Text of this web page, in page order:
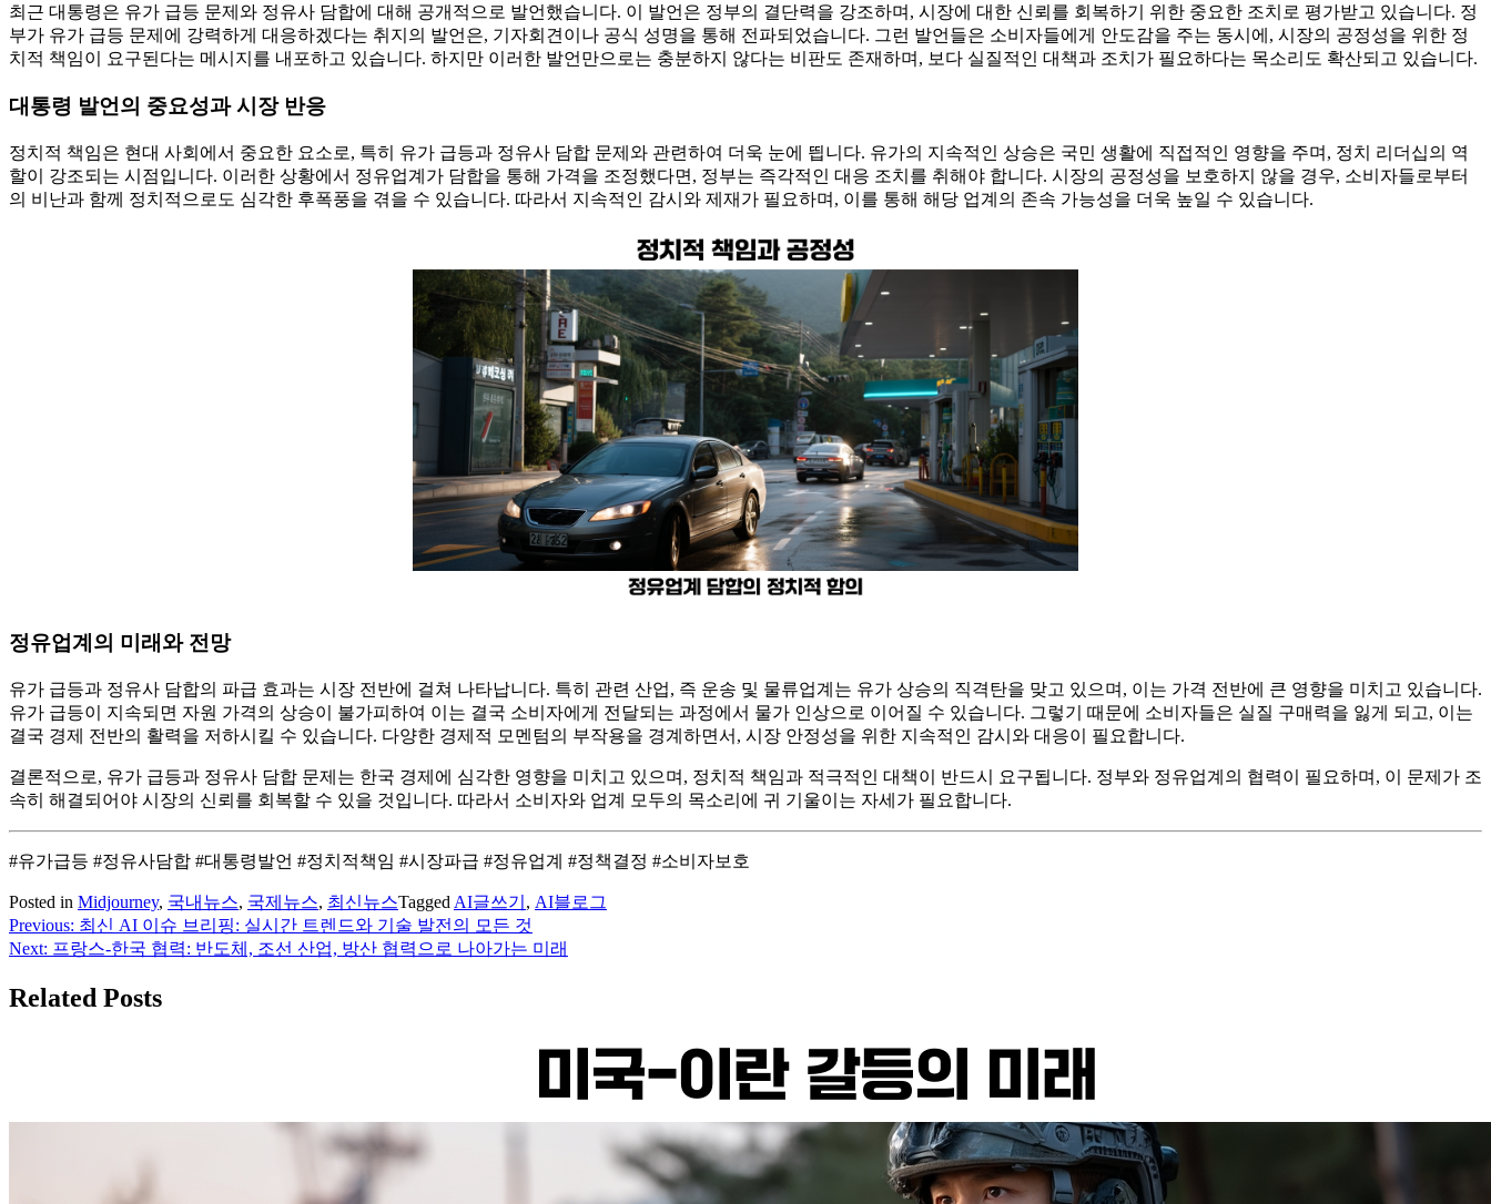
최근 대통령은 유가 급등 문제와 정유사 담합에 대해 공개적으로 발언했습니다. 이 발언은 정부의 결단력을 강조하며, 시장에 대한 신뢰를 회복하기 위한 중요한 조치로 평가받고 있습니다. 정
부가 유가 급등 문제에 강력하게 대응하겠다는 취지의 발언은, 기자회견이나 공식 성명을 통해 전파되었습니다. 그런 발언들은 소비자들에게 안도감을 주는 동시에, 시장의 공정성을 위한 정
치적 책임이 요구된다는 메시지를 내포하고 있습니다. 하지만 이러한 발언만으로는 충분하지 않다는 비판도 존재하며, 보다 실질적인 대책과 조치가 필요하다는 목소리도 확산되고 있습니다.
대통령 발언의 중요성과 시장 반응
정치적 책임은 현대 사회에서 중요한 요소로, 특히 유가 급등과 정유사 담합 문제와 관련하여 더욱 눈에 띕니다. 유가의 지속적인 상승은 국민 생활에 직접적인 영향을 주며, 정치 리더십의 역
할이 강조되는 시점입니다. 이러한 상황에서 정유업계가 담합을 통해 가격을 조정했다면, 정부는 즉각적인 대응 조치를 취해야 합니다. 시장의 공정성을 보호하지 않을 경우, 소비자들로부터
의 비난과 함께 정치적으로도 심각한 후폭풍을 겪을 수 있습니다. 따라서 지속적인 감시와 제재가 필요하며, 이를 통해 해당 업계의 존속 가능성을 더욱 높일 수 있습니다.
정유업계의 미래와 전망
유가 급등과 정유사 담합의 파급 효과는 시장 전반에 걸쳐 나타납니다. 특히 관련 산업, 즉 운송 및 물류업계는 유가 상승의 직격탄을 맞고 있으며, 이는 가격 전반에 큰 영향을 미치고 있습니다.
유가 급등이 지속되면 자원 가격의 상승이 불가피하여 이는 결국 소비자에게 전달되는 과정에서 물가 인상으로 이어질 수 있습니다. 그렇기 때문에 소비자들은 실질 구매력을 잃게 되고, 이는
결국 경제 전반의 활력을 저하시킬 수 있습니다. 다양한 경제적 모멘텀의 부작용을 경계하면서, 시장 안정성을 위한 지속적인 감시와 대응이 필요합니다.
결론적으로, 유가 급등과 정유사 담합 문제는 한국 경제에 심각한 영향을 미치고 있으며, 정치적 책임과 적극적인 대책이 반드시 요구됩니다. 정부와 정유업계의 협력이 필요하며, 이 문제가 조
속히 해결되어야 시장의 신뢰를 회복할 수 있을 것입니다. 따라서 소비자와 업계 모두의 목소리에 귀 기울이는 자세가 필요합니다.
#유가급등 #정유사담합 #대통령발언 #정치적책임 #시장파급 #정유업계 #정책결정 #소비자보호
Posted in Midjourney, 국내뉴스, 국제뉴스, 최신뉴스Tagged AI글쓰기 , AI블로그
글
탐
색
Previous: 최신 AI 이슈 브리핑: 실시간 트렌드와 기술 발전의 모든 것
Next: 프랑스-한국 협력: 반도체, 조선 산업, 방산 협력으로 나아가는 미래
Related Posts